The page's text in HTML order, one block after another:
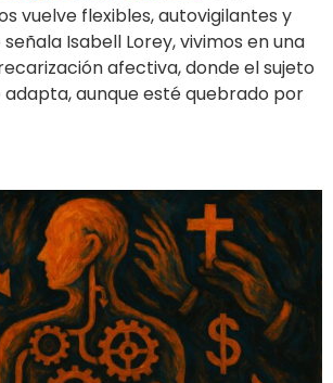
vuelve flexibles, autovigilantes y
Isabell Lorey, vivimos en una
afectiva, donde el sujeto
adapta, aunque esté quebrado por